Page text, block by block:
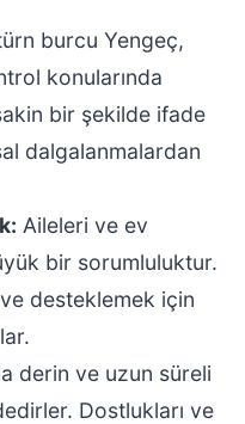
burcu Yengeç,
konularında
bir şekilde ifade
dalgalanmalardan
Aileleri ve ev
bir sorumluluktur.
desteklemek için
derin ve uzun süreli
Dostlukları ve